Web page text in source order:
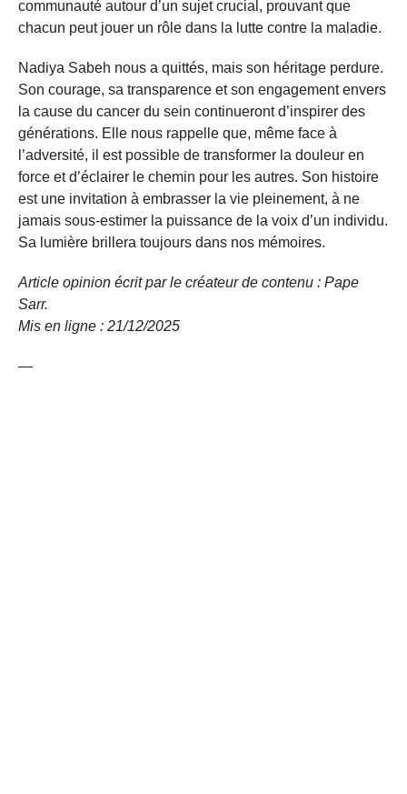
communauté autour d’un sujet crucial, prouvant que
chacun peut jouer un rôle dans la lutte contre la maladie.
Nadiya Sabeh nous a quittés, mais son héritage perdure.
Son courage, sa transparence et son engagement envers
la cause du cancer du sein continueront d’inspirer des
générations. Elle nous rappelle que, même face à
l’adversité, il est possible de transformer la douleur en
force et d’éclairer le chemin pour les autres. Son histoire
est une invitation à embrasser la vie pleinement, à ne
jamais sous-estimer la puissance de la voix d’un individu.
Sa lumière brillera toujours dans nos mémoires.
Article opinion écrit par le créateur de contenu : Pape
Sarr.
Mis en ligne : 21/12/2025
—